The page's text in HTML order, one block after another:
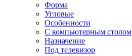
Форма
Угловые
Особенности
С компьютерным столом
Назначение
Под телевизор